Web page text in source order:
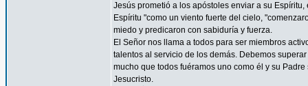
Jesús prometió a los apóstoles enviar a su
Espíritu "como un viento fuerte del cielo,
miedo y predicaron con sabiduría y fuerza.
El Señor nos llama a todos para ser miembros
talentos al servicio de los demás. Debemos
mucho que todos fuéramos uno como él y su
Jesucristo.